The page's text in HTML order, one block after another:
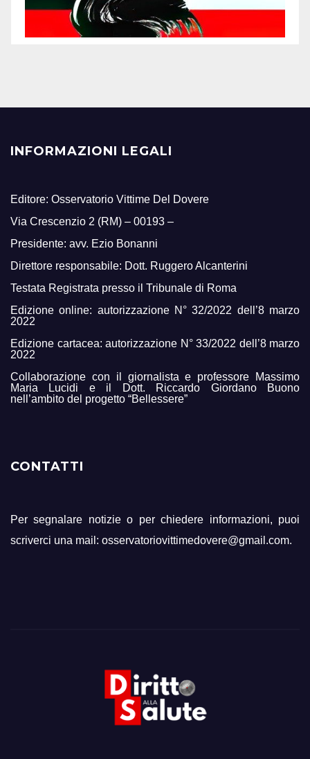
INFORMAZIONI LEGALI
Editore: Osservatorio Vittime Del Dovere
Via Crescenzio 2 (RM) – 00193 –
Presidente: avv. Ezio Bonanni
Direttore responsabile: Dott. Ruggero Alcanterini
Testata Registrata presso il Tribunale di Roma
Edizione online: autorizzazione N° 32/2022 dell’8 marzo
2022
Edizione cartacea: autorizzazione N° 33/2022 dell’8 marzo
2022
Collaborazione con il giornalista e professore Massimo
Maria Lucidi e il Dott. Riccardo Giordano Buono
nell’ambito del progetto “Bellessere”
CONTATTI
Per segnalare notizie o per chiedere informazioni, puoi
scriverci una mail: osservatoriovittimedovere@gmail.com.